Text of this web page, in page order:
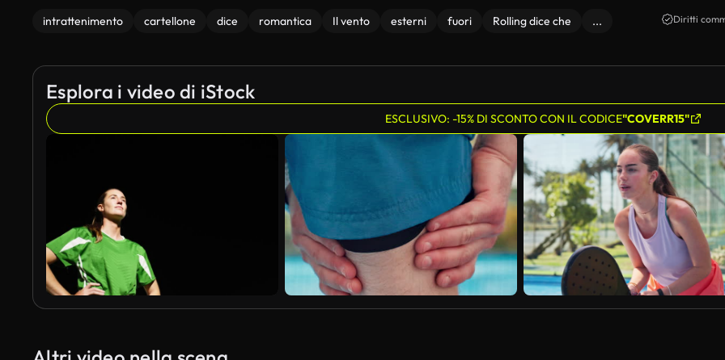
intrattenimento cartellone dice romantica Il vento esterni fuori Rolling dice che ... Diritti
Esplora i video di iStock
ESCLUSIVO: -15% DI SCONTO CON IL CODICE"COVERR15"